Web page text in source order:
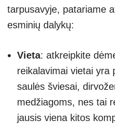
tarpusavyje, patariame
esminių dalykų:
Vieta: atkreipkite
reikalavimai vietai yra
saulės šviesai,
medžiagoms, nes tai
jausis viena kitos